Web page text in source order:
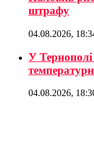
штрафу
04.08.2026,
У
04.08.2026,